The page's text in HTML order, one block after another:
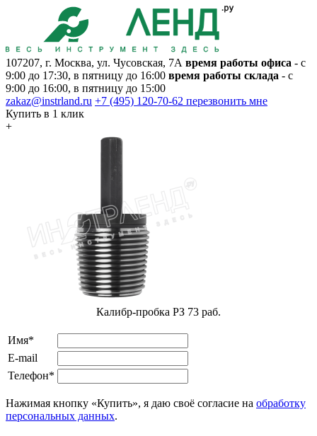
107207, г. Москва, ул. Чусовская, 7А время работы офиса - с
9:00 до 17:30, в пятницу до 16:00 время работы склада - с
9:00 до 16:00, в пятницу до 15:00
zakaz@instrland.ru +7 (495) 120-70-62 перезвонить мне
Купить в 1 клик
+
Калибр-пробка РЗ 73 раб.
Имя*
E-mail
Телефон*
Нажимая кнопку «Купить», я даю своё согласие на обработку
персональных данных.